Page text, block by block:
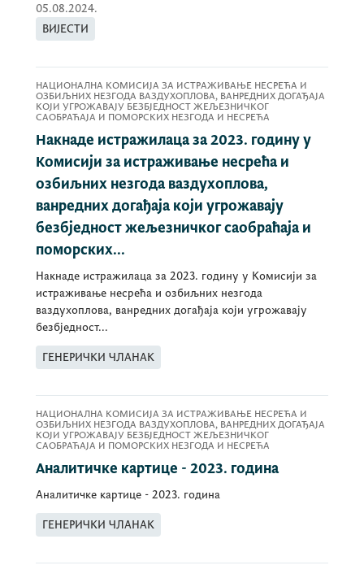
05.08.2024.
ВИЈЕСТИ
НАЦИОНАЛНА КОМИСИЈА ЗА ИСТРАЖИВАЊЕ НЕСРЕЋА И
ОЗБИЉНИХ НЕЗГОДА ВАЗДУХОПЛОВА, ВАНРЕДНИХ ДОГАЂАЈА
КОЈИ УГРОЖАВАЈУ БЕЗБЈЕДНОСТ ЖЕЉЕЗНИЧКОГ
САОБРАЋАЈА И ПОМОРСКИХ НЕЗГОДА И НЕСРЕЋА
Накнаде истражилаца за 2023. годину у
Комисији за истраживање несрећа и
озбиљних незгода ваздухоплова,
ванредних догађаја који угрожавају
безбједност жељезничког саобраћаја и
поморских...
Накнаде истражилаца за 2023. годину у Комисији за
истраживање несрећа и озбиљних незгода
ваздухоплова, ванредних догађаја који угрожавају
безбједност...
ГЕНЕРИЧКИ ЧЛАНАК
НАЦИОНАЛНА КОМИСИЈА ЗА ИСТРАЖИВАЊЕ НЕСРЕЋА И
ОЗБИЉНИХ НЕЗГОДА ВАЗДУХОПЛОВА, ВАНРЕДНИХ ДОГАЂАЈА
КОЈИ УГРОЖАВАЈУ БЕЗБЈЕДНОСТ ЖЕЉЕЗНИЧКОГ
САОБРАЋАЈА И ПОМОРСКИХ НЕЗГОДА И НЕСРЕЋА
Аналитичке картице - 2023. година
Аналитичке картице - 2023. година
ГЕНЕРИЧКИ ЧЛАНАК